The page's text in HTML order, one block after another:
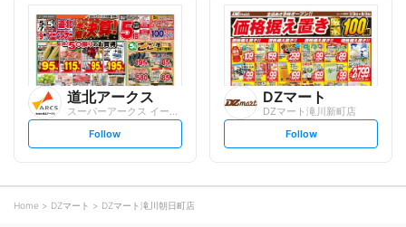
o
w
o
w
道北アークス
スーパーアークス イーストタウン
s
t
o
w
Follow
DZマート
DZマート滝川新町店
s
t
Follow
Home DZマート DZマート滝川朝日町店